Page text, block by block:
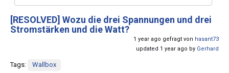
[RESOLVED] Wozu die drei Spannungen und drei
Stromstärken und die Watt?
1 year ago gefragt von hasant73
updated 1 year ago by Gerhard
Tags: Wallbox